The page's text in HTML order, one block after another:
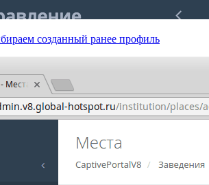
созданный ранее профиль